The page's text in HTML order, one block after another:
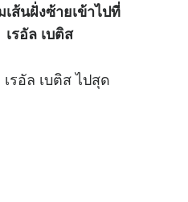
ส้นฝั่งซ้ายเข้าไปที่
รอัล เบติส
รอัล เบติส ไปสุด